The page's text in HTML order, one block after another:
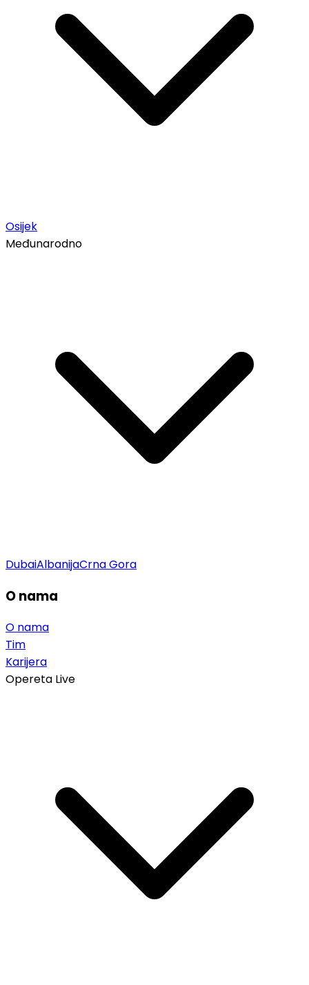
Osijek
Međunarodno
DubaiAlbanijaCrna Gora
O nama
O nama
Tim
Karijera
Opereta Live